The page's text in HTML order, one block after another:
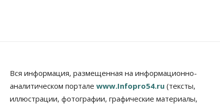
В Новосибирске прошёл митинг
против нового закона о памятниках
07 Августа 2026, 18:00
Вся информация, размещенная на информационно-
аналитическом портале www.Infopro54.ru (тексты,
иллюстрации, фотографии, графические материалы,